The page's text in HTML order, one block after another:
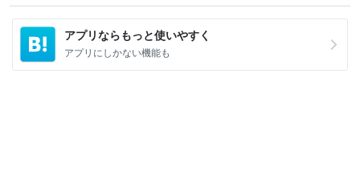
アプリならもっと使いやすく
アプリにしかない機能も